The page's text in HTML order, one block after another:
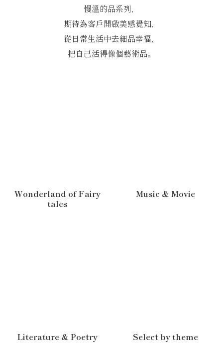
慢溫的品系列，
期待為客戶開啟美感覺知，
從日常生活中去細品幸福，
把自己活得像個藝術品。
Wonderland of Fairy
tales
Music & Movie
Literature & Poetry Select by theme